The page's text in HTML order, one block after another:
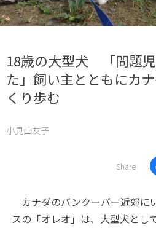
18歳の大型犬 「問題
た」飼い主とともにカ
くり歩む
小見山友子
Share
カナダのバンクーバー近郊に
スの「オレオ」は、大型犬とし